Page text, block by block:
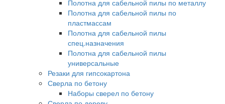
Полотна для сабельной пилы по металлу
Полотна для сабельной пилы по
пластмассам
Полотна для сабельной пилы
спец.назначения
Полотна для сабельной пилы
универсальные
Резаки для гипсокартона
Сверла по бетону
Наборы сверел по бетону